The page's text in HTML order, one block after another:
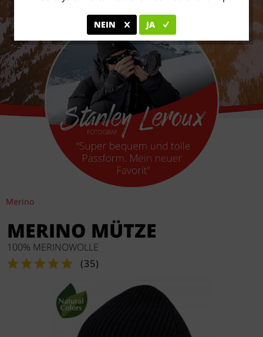
Merino
MERINO MÜTZE
100% MERINOWOLLE
(35)
NEIN JA